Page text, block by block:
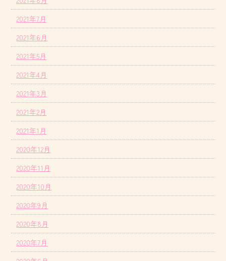
2021年7月
2021年6月
2021年5月
2021年4月
2021年3月
2021年2月
2021年1月
2020年12月
2020年11月
2020年10月
2020年9月
2020年8月
2020年7月